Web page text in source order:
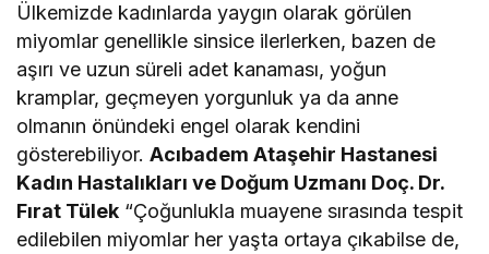
Ülkemizde kadınlarda yaygın olarak görülen
miyomlar genellikle sinsice ilerlerken, bazen de
aşırı ve uzun süreli adet kanaması, yoğun
kramplar, geçmeyen yorgunluk ya da anne
olmanın önündeki engel olarak kendini
gösterebiliyor.Acıbadem Ataşehir Hastanesi
Kadın Hastalıkları ve Doğum Uzmanı Doç. Dr.
Fırat Tülek “Çoğunlukla muayene sırasında tespit
edilebilen miyomlar her yaşta ortaya çıkabilse de,